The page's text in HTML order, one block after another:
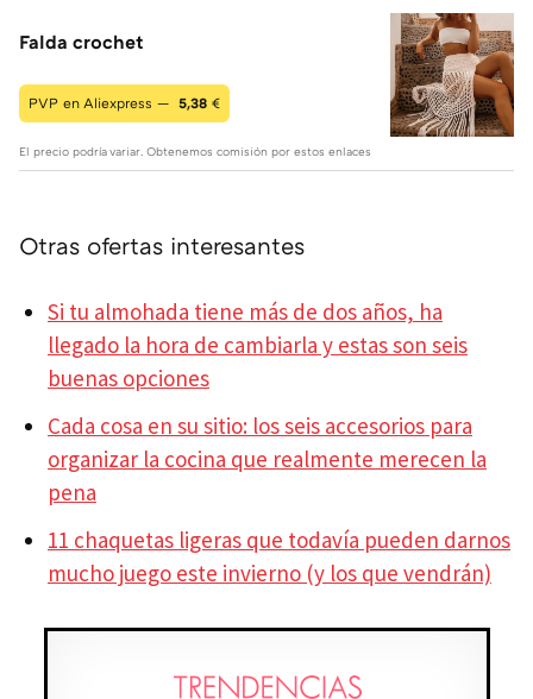
Falda crochet
PVP en Aliexpress — 5,38 €
El precio podría variar. Obtenemos comisión por estos enlaces
Otras ofertas interesantes
Si tu almohada tiene más de dos años, ha
llegado la hora de cambiarla y estas son seis
buenas opciones
Cada cosa en su sitio: los seis accesorios para
organizar la cocina que realmente merecen la
pena
11 chaquetas ligeras que todavía pueden darnos
mucho juego este invierno (y los que vendrán)